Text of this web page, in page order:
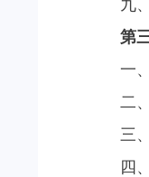
九
第
一
二
三
四